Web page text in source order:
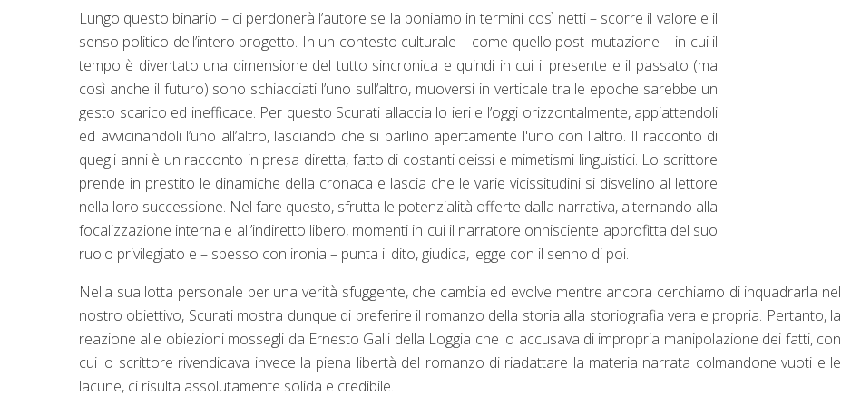
Lungo questo binario – ci perdonerà l’autore se la poniamo in termini così netti – scorre il valore e il
senso politico dell’intero progetto. In un contesto culturale – come quello post–mutazione – in cui il
tempo è diventato una dimensione del tutto sincronica e quindi in cui il presente e il passato (ma
così anche il futuro) sono schiacciati l’uno sull’altro, muoversi in verticale tra le epoche sarebbe un
gesto scarico ed inefficace. Per questo Scurati allaccia lo ieri e l’oggi orizzontalmente, appiattendoli
ed avvicinandoli l’uno all’altro, lasciando che si parlino apertamente l'uno con l'altro. Il racconto di
quegli anni è un racconto in presa diretta, fatto di costanti deissi e mimetismi linguistici. Lo scrittore
prende in prestito le dinamiche della cronaca e lascia che le varie vicissitudini si disvelino al lettore
nella loro successione. Nel fare questo, sfrutta le potenzialità offerte dalla narrativa, alternando alla
focalizzazione interna e all’indiretto libero, momenti in cui il narratore onnisciente approfitta del suo
ruolo privilegiato e – spesso con ironia – punta il dito, giudica, legge con il senno di poi.
Nella sua lotta personale per una verità sfuggente, che cambia ed evolve mentre ancora cerchiamo di inquadrarla nel
nostro obiettivo, Scurati mostra dunque di preferire il romanzo della storia alla storiografia vera e propria. Pertanto, la
reazione alle obiezioni mossegli da Ernesto Galli della Loggia che lo accusava di impropria manipolazione dei fatti, con
cui lo scrittore rivendicava invece la piena libertà del romanzo di riadattare la materia narrata colmandone vuoti e le
lacune, ci risulta assolutamente solida e credibile.